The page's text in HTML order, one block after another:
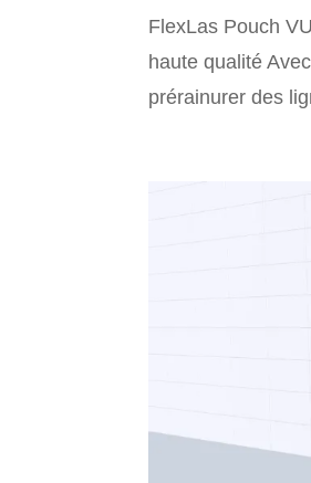
FlexLas Pouch
haute qualité
prérainurer des